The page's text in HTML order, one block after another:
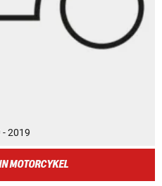
- 2019
MOTORCYKEL